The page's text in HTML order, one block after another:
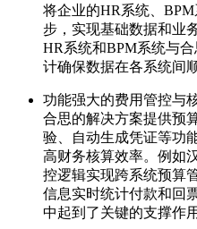
将企业的HR系统、
步，实现基础数据和业
HR系统和BPM系统与
计确保数据在各系统间
功能强大的费用管控与
合思的解决方案提供预
验、自动生成凭证等功
高财务核算效率。例如
控逻辑实现跨系统预算
信息实时统计付款和回
中起到了关键的支撑作用